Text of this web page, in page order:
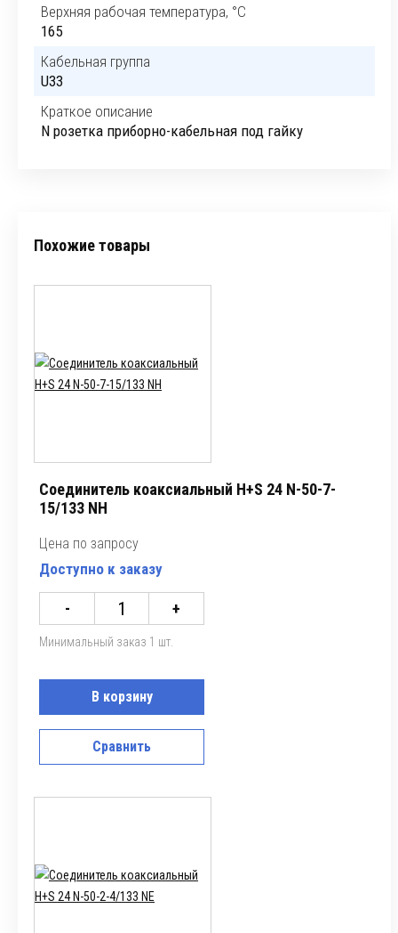
Верхняя рабочая температура, °C
165
Кабельная группа
U33
Краткое описание
N розетка приборно-кабельная под гайку
Похожие товары
Соединитель коаксиальный H+S 24 N-50-7-
15/133 NH
Цена по запросу
Доступно к заказу
- +
Минимальный заказ 1 шт.
В корзину
Сравнить